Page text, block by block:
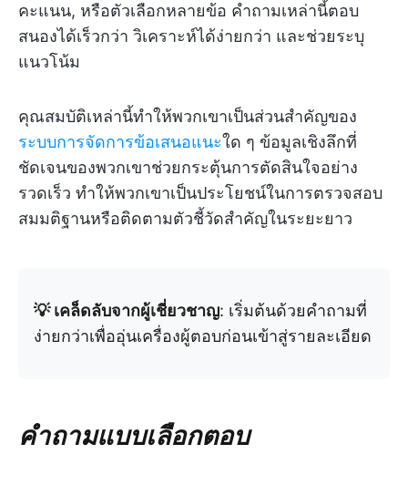
คะแนน, หรือตัวเลือกหลายข้อ คำถามเหล่านี้ตอบ
สนองได้เร็วกว่า วิเคราะห์ได้ง่ายกว่า และช่วยระบุ
แนวโน้ม
คุณสมบัติเหล่านี้ทำให้พวกเขาเป็นส่วนสำคัญของ
ระบบการจัดการข้อเสนอแนะใด ๆ ข้อมูลเชิงลึกที่
ชัดเจนของพวกเขาช่วยกระตุ้นการตัดสินใจอย่าง
รวดเร็ว ทำให้พวกเขาเป็นประโยชน์ในการตรวจสอบ
สมมติฐานหรือติดตามตัวชี้วัดสำคัญในระยะยาว
💡 เคล็ดลับจากผู้เชี่ยวชาญ: เริ่มต้นด้วยคำถามที่
ง่ายกว่าเพื่ออุ่นเครื่องผู้ตอบก่อนเข้าสู่รายละเอียด
คำถามแบบเลือกตอบ